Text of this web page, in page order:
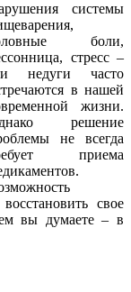
системы
боли,
стресс –
недуги часто
в нашей
жизни.
решение
не всегда
приема
свое
вы думаете – в